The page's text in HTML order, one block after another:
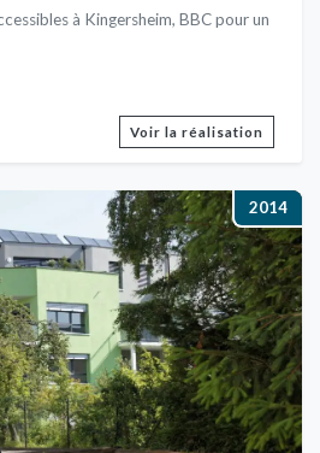
à Kingersheim, BBC pour un
Voir la réalisation
2014